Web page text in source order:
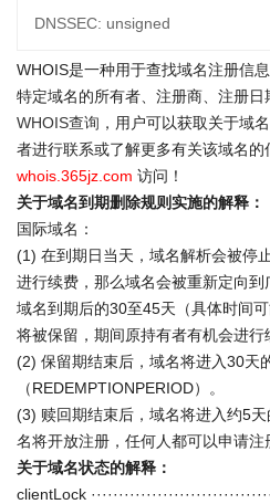
DNSSEC: unsigned
WHOIS是一种用于查找域名注册信
特定域名的所有者、注册商、注册
WHOIS查询 ，用户可以获取关于域
者进行联系或了解更多有关该域名的
whois.365jz.com 访问！
关于域名到期删除规则实施的解释：
国际域名：
(1) 在到期日当天，域名解析会被停
进行续费，那么域名会被重新定向
域名到期后的30至45天（具体时间
将被保留，期间原持有者有机会进行
(2) 保留期结束后，域名将进入30天
（REDEMPTIONPERIOD）。
(3) 赎回期结束后，域名将进入约5
名将开放注册，任何人都可以申请注
关于域名状态的解释：
clientLock